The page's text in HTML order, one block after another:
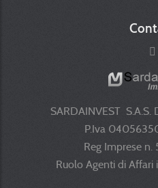
SARDAINVEST S.A.S.
P.Iva
Reg Imprese
Ruolo Agenti di Affari